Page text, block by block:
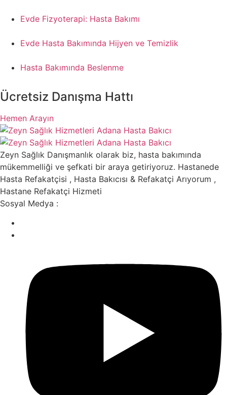
Evde Fizyoterapi: Hasta Bakımı
Evde Hasta Bakımında Hijyen ve Temizlik
Hasta Bakımında Beslenme
Ücretsiz Danışma Hattı
Hemen Arayın
Zeyn Sağlık Danışmanlık olarak biz, hasta bakımında
mükemmelliği ve şefkati bir araya getiriyoruz. Hastanede
Hasta Refakatçisi , Hasta Bakıcısı & Refakatçi Arıyorum ,
Hastane Refakatçi Hizmeti
Sosyal Medya :